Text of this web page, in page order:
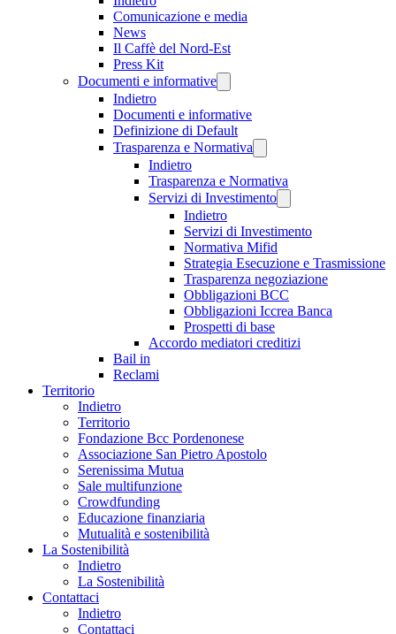
Comunicazione e media
News
Il Caffè del Nord-Est
Press Kit
Documenti e informative
Indietro
Documenti e informative
Definizione di Default
Trasparenza e Normativa
Indietro
Trasparenza e Normativa
Servizi di Investimento
Indietro
Servizi di Investimento
Normativa Mifid
Strategia Esecuzione e Trasmissione
Trasparenza negoziazione
Obbligazioni BCC
Obbligazioni Iccrea Banca
Prospetti di base
Accordo mediatori creditizi
Bail in
Reclami
Territorio
Indietro
Territorio
Fondazione Bcc Pordenonese
Associazione San Pietro Apostolo
Serenissima Mutua
Sale multifunzione
Crowdfunding
Educazione finanziaria
Mutualità e sostenibilità
La Sostenibilità
Indietro
La Sostenibilità
Contattaci
Indietro
Contattaci